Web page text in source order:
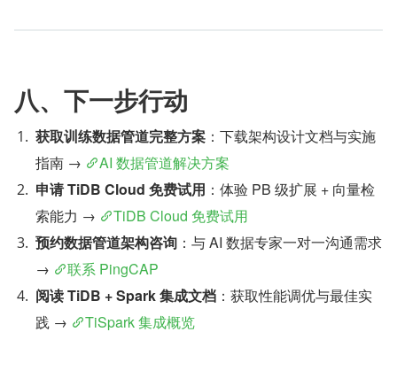
八、下一步行动
获取训练数据管道完整方案 ：下载架构设计文档与实施
指南 →
AI 数据管道解决方案
申请 TiDB Cloud 免费试用 ：体验 PB 级扩展 + 向量检
索能力 →
TiDB Cloud 免费试用
预约数据管道架构咨询 ：与 AI 数据专家一对一沟通需求
→
联系 PingCAP
阅读 TiDB + Spark 集成文档 ：获取性能调优与最佳实
践 →
TiSpark 集成概览